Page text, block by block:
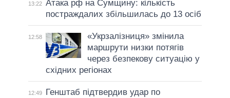
13:22 Атака рф на Сумщину: кількість
постраждалих збільшилась до 13 осіб
12:58
«Укрзалізниця» змінила
маршрути низки потягів
через безпекову ситуацію у
східних регіонах
12:49
Генштаб підтвердив удар по